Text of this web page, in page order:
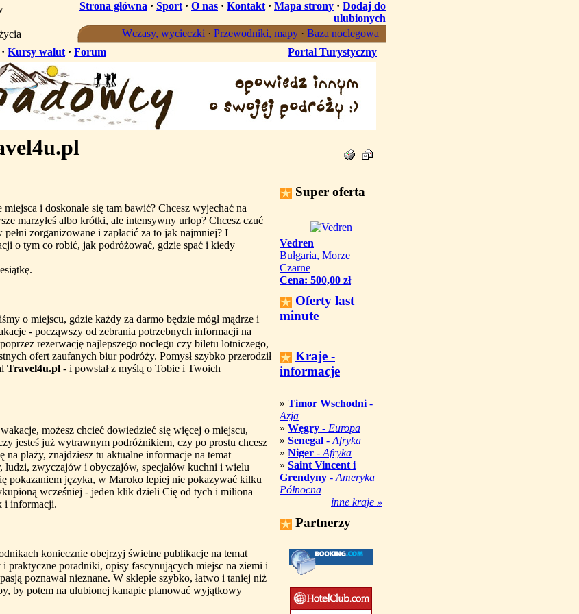
Strona główna · Sport · O nas · Kontakt · Mapa strony · Dodaj do
ulubionych
Wczasy, wycieczki · Przewodniki, mapy · Baza noclegowa
· Kursy walut · Forum Portal Turystyczny
i doskonale się tam bawić? Chcesz wyjechać na
marzyłeś albo krótki, ale intensywny urlop? Chcesz czuć
zorganizowane i zapłacić za to jak najmniej? I
o tym co robić, jak podróżować, gdzie spać i kiedy
o miejscu, gdzie każdy za darmo będzie mógł mądrze i
- począwszy od zebrania potrzebnych informacji na
rezerwację najlepszego noclegu czy biletu lotniczego,
ofert zaufanych biur podróży. Pomysł szybko przerodził
Travel4u.pl - i powstał z myślą o Tobie i Twoich
możesz chcieć dowiedzieć się więcej o miejscu,
jesteś już wytrawnym podróżnikiem, czy po prostu chcesz
na plaży, znajdziesz tu aktualne informacje na temat
ludzi, zwyczajów i obyczajów, specjałów kuchni i wielu
pokazaniem języka, w Maroko lepiej nie pokazywać kilku
wcześniej - jeden klik dzieli Cię od tych i miliona
i informacji.
koniecznie obejrzyj świetne publikacje na temat
praktyczne poradniki, opisy fascynujących miejsc na ziemi i
poznawał nieznane. W sklepie szybko, łatwo i taniej niż
by potem na ulubionej kanapie planować wyjątkowy
Super oferta
Vedren
Bułgaria, Morze
Czarne
Cena: 500,00 zł
Oferty last
minute
Kraje -
informacje
» Timor Wschodni -
Azja
» Węgry - Europa
» Senegal - Afryka
» Niger - Afryka
» Saint Vincent i
Grendyny - Ameryka
Północna
inne kraje »
Partnerzy